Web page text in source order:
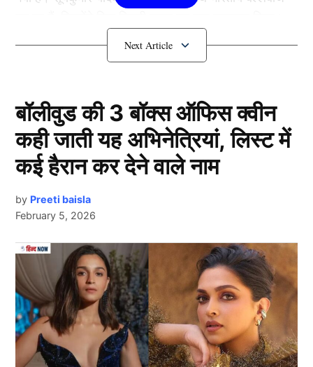
Suryakumar Yadav ने रचा इतिहास
Suryakumar Yadav
न्यूजीलैंड के खिलाफ पहले ही टी20 मैच में भारतीय कप्तान
सूर्यकुमार यादव (Suryakumar Yadav) ने यह साफ संकेत दे
दिया है कि वह अपनी पुरानी फॉर्म में लौट रहे हैं। बुधवार, 21
जनवरी 2026 को नागपुर के वीसीए स्टेडियम में न्यूजीलैंड के
खिलाफ खेले गए सीरीज के पहले टी20 इंटरनेशनल मुकाबले में
Next Article
बॉलीवुड की 3 बॉक्स ऑफिस क्वीन
कही जाती यह अभिनेत्रियां, लिस्ट में
कई हैरान कर देने वाले नाम
by Preeti baisla
February 5, 2026